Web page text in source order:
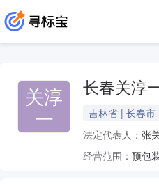
关淳
一
长春关淳
吉林省 | 长春市
法定代表人： 张
经营范围：